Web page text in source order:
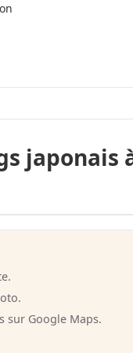
japonais
sur Google Maps.